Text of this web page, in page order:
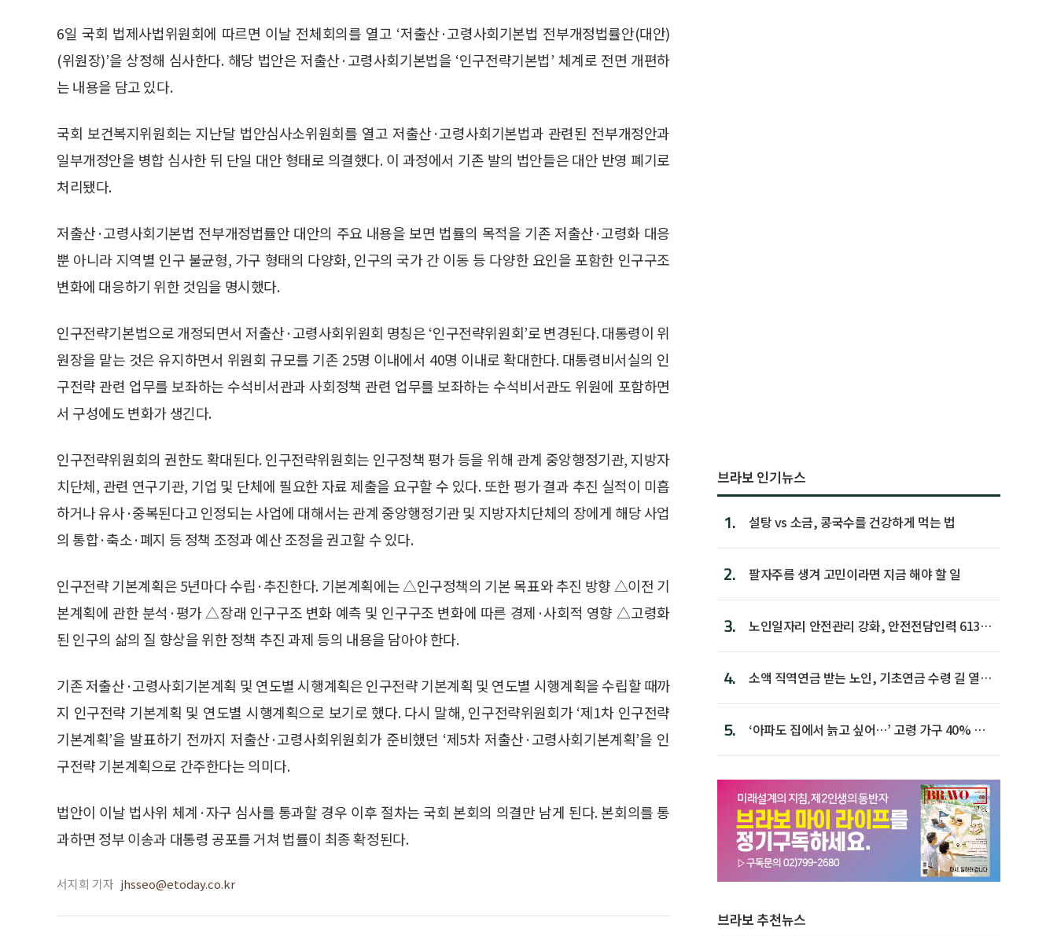
6일 국회 법제사법위원회에 따르면 이날 전체회의를 열고 ‘저출산·고령사회기본법 전부개정법률안(대안)
(위원장)’을 상정해 심사한다. 해당 법안은 저출산·고령사회기본법을 ‘인구전략기본법’ 체계로 전면 개편하
는 내용을 담고 있다.
국회 보건복지위원회는 지난달 법안심사소위원회를 열고 저출산·고령사회기본법과 관련된 전부개정안과
일부개정안을 병합 심사한 뒤 단일 대안 형태로 의결했다. 이 과정에서 기존 발의 법안들은 대안 반영 폐기로
처리됐다.
저출산·고령사회기본법 전부개정법률안 대안의 주요 내용을 보면 법률의 목적을 기존 저출산·고령화 대응
뿐 아니라 지역별 인구 불균형, 가구 형태의 다양화, 인구의 국가 간 이동 등 다양한 요인을 포함한 인구구조
변화에 대응하기 위한 것임을 명시했다.
인구전략기본법으로 개정되면서 저출산·고령사회위원회 명칭은 ‘인구전략위원회’로 변경된다. 대통령이 위
원장을 맡는 것은 유지하면서 위원회 규모를 기존 25명 이내에서 40명 이내로 확대한다. 대통령비서실의 인
구전략 관련 업무를 보좌하는 수석비서관과 사회정책 관련 업무를 보좌하는 수석비서관도 위원에 포함하면
서 구성에도 변화가 생긴다.
인구전략위원회의 권한도 확대된다. 인구전략위원회는 인구정책 평가 등을 위해 관계 중앙행정기관, 지방자
치단체, 관련 연구기관, 기업 및 단체에 필요한 자료 제출을 요구할 수 있다. 또한 평가 결과 추진 실적이 미흡
하거나 유사·중복된다고 인정되는 사업에 대해서는 관계 중앙행정기관 및 지방자치단체의 장에게 해당 사업
의 통합·축소·폐지 등 정책 조정과 예산 조정을 권고할 수 있다.
인구전략 기본계획은 5년마다 수립·추진한다. 기본계획에는 △인구정책의 기본 목표와 추진 방향 △이전 기
본계획에 관한 분석·평가 △장래 인구구조 변화 예측 및 인구구조 변화에 따른 경제·사회적 영향 △고령화
된 인구의 삶의 질 향상을 위한 정책 추진 과제 등의 내용을 담아야 한다.
기존 저출산·고령사회기본계획 및 연도별 시행계획은 인구전략 기본계획 및 연도별 시행계획을 수립할 때까
지 인구전략 기본계획 및 연도별 시행계획으로 보기로 했다. 다시 말해, 인구전략위원회가 ‘제1차 인구전략
기본계획’을 발표하기 전까지 저출산·고령사회위원회가 준비했던 ‘제5차 저출산·고령사회기본계획’을 인
구전략 기본계획으로 간주한다는 의미다.
법안이 이날 법사위 체계·자구 심사를 통과할 경우 이후 절차는 국회 본회의 의결만 남게 된다. 본회의를 통
과하면 정부 이송과 대통령 공포를 거쳐 법률이 최종 확정된다.
서지희 기자 jhsseo@etoday.co.kr
브라보 인기뉴스
1. 설탕 vs 소금, 콩국수를 건강하게 먹는 법
2. 팔자주름 생겨 고민이라면 지금 해야 할 일
3.
노인일자리 안전관리 강화, 안전전담인력 613명
4.
소액 직역연금 받는 노인, 기초연금 수령 길 열린
5.
‘아파도 집에서 늙고 싶어…’ 고령 가구 40% 노
브라보 추천뉴스